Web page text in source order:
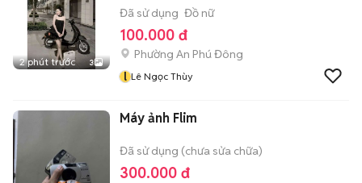
2 phút trước 3
Đã sử dụng Đồ nữ
100.000 đ
Phường An Phú Đông
l Lê Ngọc Thùy
Máy ảnh Flim
Đã sử dụng (chưa sửa chữa)
300.000 đ